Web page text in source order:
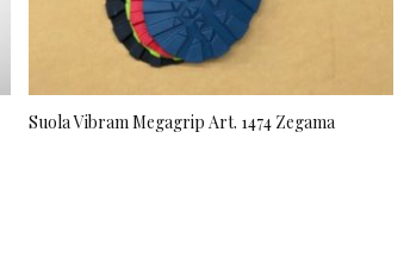
Suola Vibram Megagrip Art. 1474 Zegama